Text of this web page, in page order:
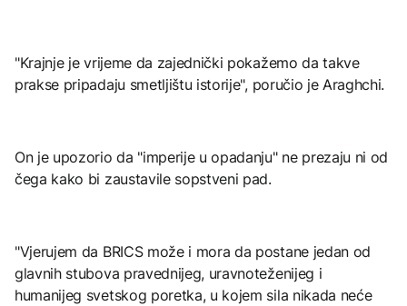
"Krajnje je vrijeme da zajednički pokažemo da takve
prakse pripadaju smetljištu istorije", poručio je Araghchi.
On je upozorio da "imperije u opadanju" ne prezaju ni od
čega kako bi zaustavile sopstveni pad.
"Vjerujem da BRICS može i mora da postane jedan od
glavnih stubova pravednijeg, uravnoteženijeg i
humanijeg svetskog poretka, u kojem sila nikada neće